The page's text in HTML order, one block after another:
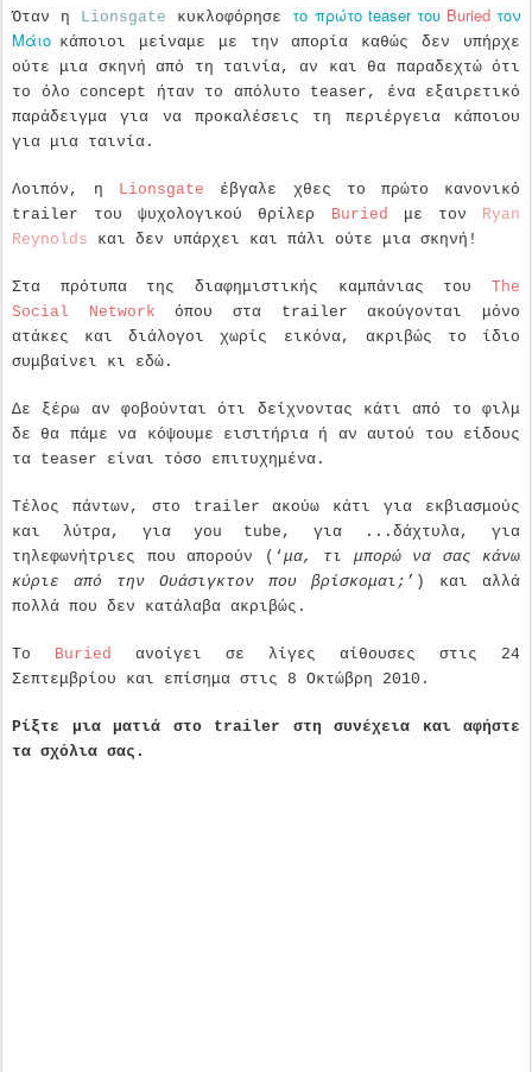
Όταν η Lionsgate κυκλοφόρησετο πρώτο teaser του Buriedτον
Μάιο κάποιοι μείναμε με την απορία καθώς δεν υπήρχε
ούτε μια σκηνή από τη ταινία, αν και θα παραδεχτώ ότι
το όλο concept ήταν το απόλυτο teaser, ένα εξαιρετικό
παράδειγμα για να προκαλέσεις τη περιέργεια κάποιου
για μια ταινία.
Λοιπόν, η Lionsgate έβγαλε χθες το πρώτο κανονικό
trailer του ψυχολογικού θρίλερ Buried με τον Ryan
Reynolds και δεν υπάρχει και πάλι ούτε μια σκηνή!
Στα πρότυπα της διαφημιστικής καμπάνιας του The
Social Networkόπου στα trailer ακούγονται μόνο
ατάκες και διάλογοι χωρίς εικόνα, ακριβώς το ίδιο
συμβαίνει κι εδώ.
Δε ξέρω αν φοβούνται ότι δείχνοντας κάτι από το φιλμ
δε θα πάμε να κόψουμε εισιτήρια ή αν αυτού του είδους
τα teaser είναι τόσο επιτυχημένα.
Τέλος πάντων, στο trailer ακούω κάτι για εκβιασμούς
και λύτρα, για you tube, για ...δάχτυλα, για
τηλεφωνήτριες που απορούν (‘ μα, τι μπορώ να σας κάνω
κύριε από την Ουάσιγκτον που βρίσκομαι; ’) και αλλά
πολλά που δεν κατάλαβα ακριβώς.
Το Buried ανοίγει σε λίγες αίθουσες στις 24
Σεπτεμβρίου και επίσημα στις 8 Οκτώβρη 2010.
Ρίξτε μια ματιά στο trailer στη συνέχεια και αφήστε
τα σχόλια σας.